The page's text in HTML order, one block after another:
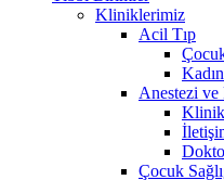
Kliniklerimiz
Acil Tıp
Anestezi ve
Klinik
Çocuk